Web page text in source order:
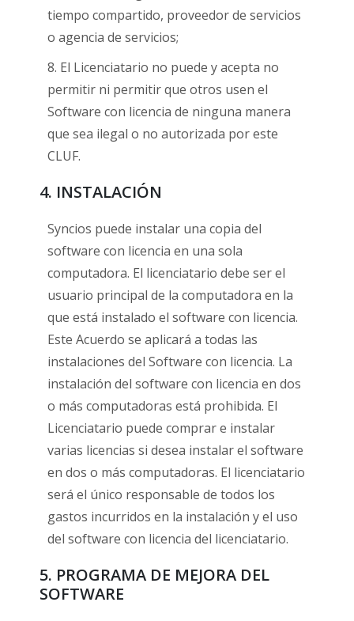
tiempo compartido, proveedor de servicios
o agencia de servicios;
8. El Licenciatario no puede y acepta no
permitir ni permitir que otros usen el
Software con licencia de ninguna manera
que sea ilegal o no autorizada por este
CLUF.
4. INSTALACIÓN
Syncios puede instalar una copia del
software con licencia en una sola
computadora. El licenciatario debe ser el
usuario principal de la computadora en la
que está instalado el software con licencia.
Este Acuerdo se aplicará a todas las
instalaciones del Software con licencia. La
instalación del software con licencia en dos
o más computadoras está prohibida. El
Licenciatario puede comprar e instalar
varias licencias si desea instalar el software
en dos o más computadoras. El licenciatario
será el único responsable de todos los
gastos incurridos en la instalación y el uso
del software con licencia del licenciatario.
5. PROGRAMA DE MEJORA DEL
SOFTWARE